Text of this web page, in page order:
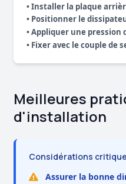
• Installer la plaque
• Positionner le
• Appliquer une
• Fixer avec le couple de
Meilleures
d'installation
Considérations
Assurer la bonne